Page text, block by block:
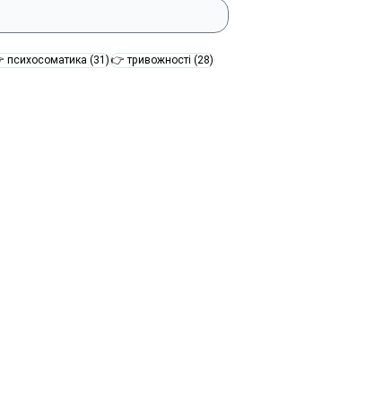
психосоматика (31)31 пост
👉 тривожності (28)28 постів
постів